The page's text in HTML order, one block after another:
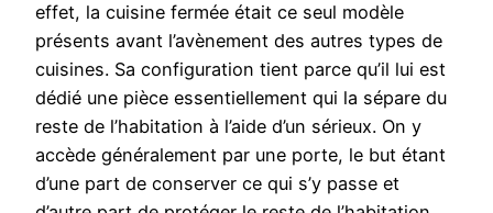
effet, la cuisine fermée était ce seul modèle
présents avant l’avènement des autres types de
cuisines. Sa configuration tient parce qu’il lui est
dédié une pièce essentiellement qui la sépare du
reste de l’habitation à l’aide d’un sérieux. On y
accède généralement par une porte, le but étant
d’une part de conserver ce qui s’y passe et